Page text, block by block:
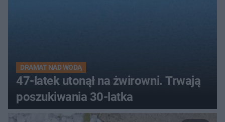
DRAMAT NAD WODĄ
47-latek utonął na żwirowni. Trwają
poszukiwania 30-latka